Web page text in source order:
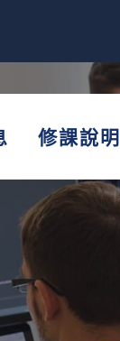
修課說明